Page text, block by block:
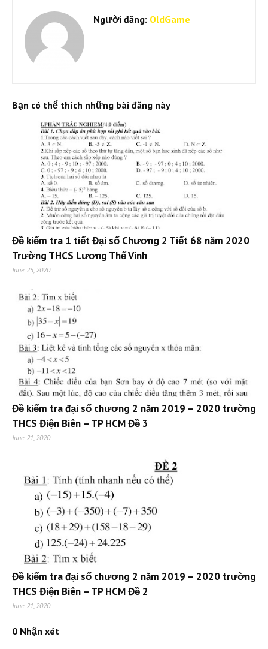
Người đăng: OldGame
Bạn có thể thích những bài đăng này
Đề kiểm tra 1 tiết Đại số Chương 2 Tiết 68 năm 2020
Trường THCS Lương Thế Vinh
June 25, 2020
Đề kiểm tra đại số chương 2 năm 2019 – 2020 trường
THCS Điện Biên – TP HCM Đề 3
June 21, 2020
Đề kiểm tra đại số chương 2 năm 2019 – 2020 trường
THCS Điện Biên – TP HCM Đề 2
June 21, 2020
0 Nhận xét